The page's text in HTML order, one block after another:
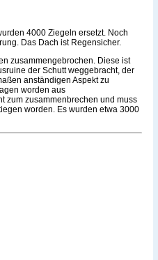
4000 Ziegeln ersetzt. Noch
Das Dach ist Regensicher.
zusammengebrochen. Diese ist
der Schutt weggebracht, der
anständigen Aspekt zu
worden aus
zum zusammenbrechen und muss
worden. Es wurden etwa 3000